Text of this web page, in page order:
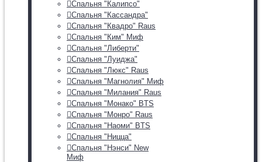
Спальня "Калипсо"
Спальня "Кассандра"
Спальня "Квадро" Raus
Спальня "Ким" Миф
Спальня "Либерти"
Спальня "Луиджа"
Спальня "Люкс" Raus
Спальня "Магнолия" Миф
Спальня "Милания" Raus
Спальня "Монако" BTS
Спальня "Монро" Raus
Спальня "Наоми" BTS
Спальня "Ницца"
Спальня "Нэнси" New
Миф